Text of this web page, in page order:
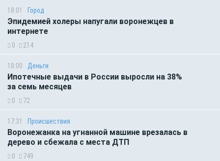
18:01 Город
Эпидемией холеры напугали воронежцев в
интернете
0 214
18:00 Деньги
Ипотечные выдачи в России выросли на 38%
за семь месяцев
0 72
17:31 Происшествия
Воронежанка на угнанной машине врезалась в
дерево и сбежала с места ДТП
0 749